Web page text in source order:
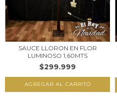
SAUCE LLORON EN FLOR
LUMINOSO 1,60MTS
$299.999